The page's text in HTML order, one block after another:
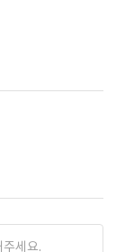
주세요.